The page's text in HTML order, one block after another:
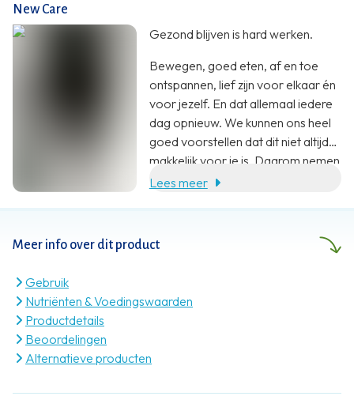
Meer info over dit product
Gebruik
Nutriënten & Voedingswaarden
Productdetails
Beoordelingen
Alternatieve producten
New Care
Gezond blijven is hard werken.
Bewegen, goed eten, af en toe
ontspannen, lief zijn voor elkaar én
voor jezelf. En dat allemaal iedere
dag opnieuw. We kunnen ons heel
goed voorstellen dat dit niet altijd
makkelijk voor je is. Daarom nemen
wij jou heel graag wat werk uit
Lees meer